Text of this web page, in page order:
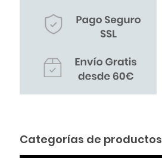
Categorías de productos